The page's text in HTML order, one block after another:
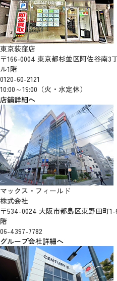
東京荻窪店
〒166-0004 東京都杉並区阿佐谷南3
ル1階
0120-60-2121
10:00～19:00（火・水定休）
店舗詳細へ
マックス・フィールド
株式会社
〒534-0024 大阪市都島区東野田町
階
06-4397-7782
グループ会社詳細へ